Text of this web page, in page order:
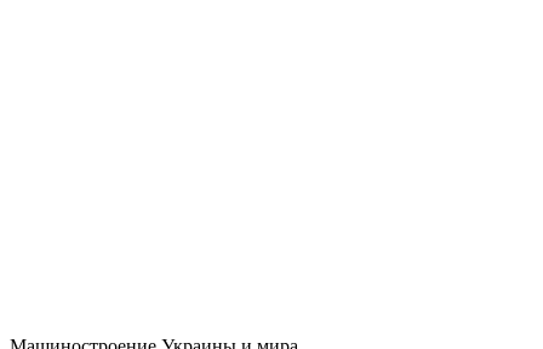
Перейти